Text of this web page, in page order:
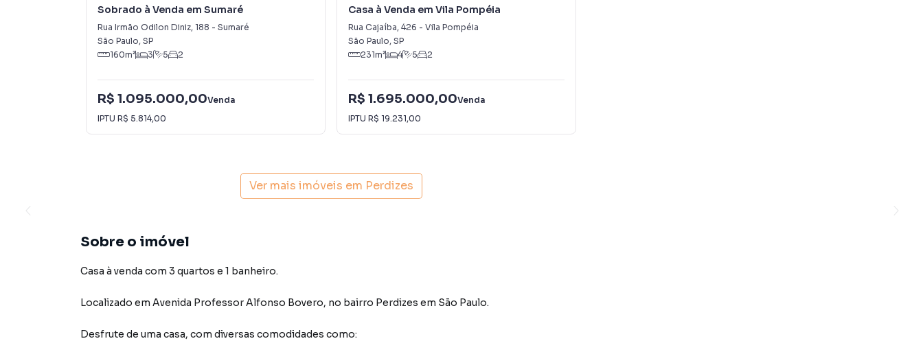
Sobrado à Venda em Sumaré
Rua Irmão Odilon Diniz, 188 - Sumaré
São Paulo, SP
160m² 3 5 2
R$ 1.095.000,00Venda
IPTU R$ 5.814,00
Casa à Venda em Vila Pompéia
Rua Cajaíba, 426 - Vila Pompéia
São Paulo, SP
231m² 4 5 2
R$ 1.695.000,00Venda
IPTU R$ 19.231,00
Ver mais imóveis em Perdizes
Sobre o imóvel
Casa à venda com 3 quartos e 1 banheiro.
Localizado em Avenida Professor Alfonso Bovero, no bairro Perdizes em São Paulo.
Desfrute de uma casa, com diversas comodidades como: